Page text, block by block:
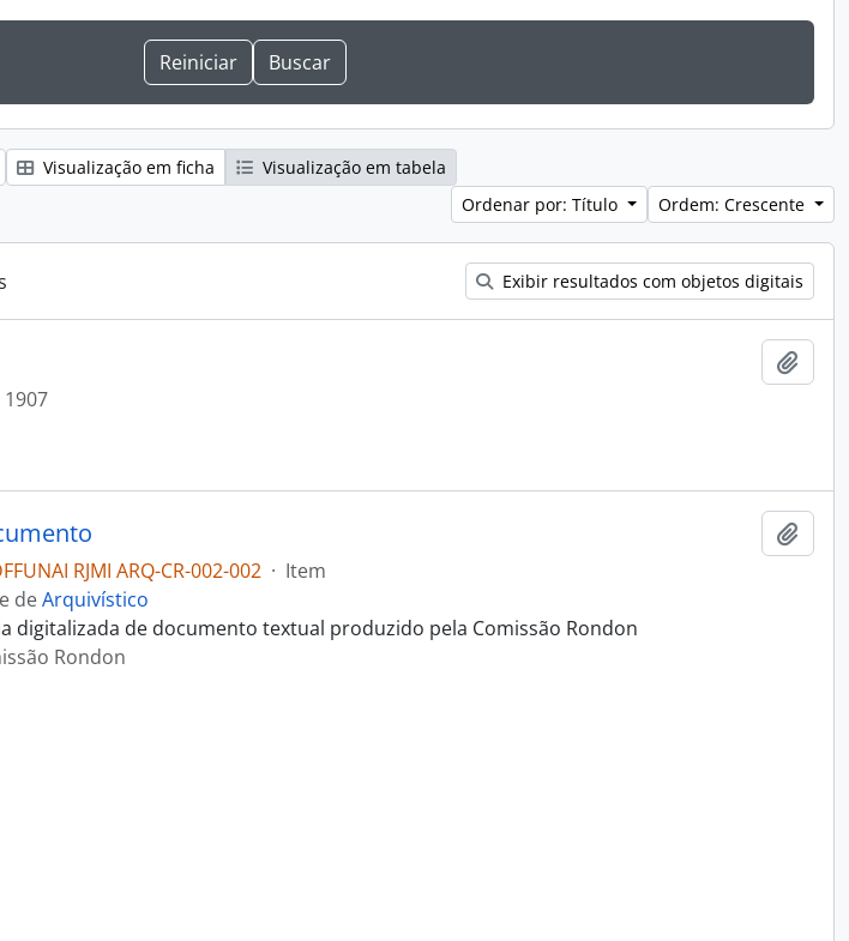
Visualização em ficha
Visualização em tabela
Ordenar por: Título
Ordem: Crescente
Exibir resultados com objetos digitais
1907
RJMI ARQ-CR-002-002 · Item
deArquivístico
digitalizada de documento textual produzido pela Comissão Rondon
Rondon